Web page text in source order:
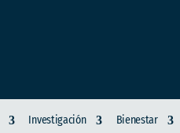
Investigación Bienestar